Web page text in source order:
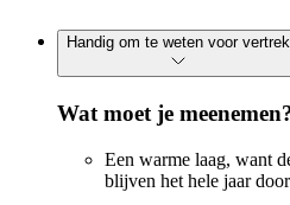
Handig om te weten voor vertrek
Wat moet je
Een warme laag, want
blijven het hele jaar